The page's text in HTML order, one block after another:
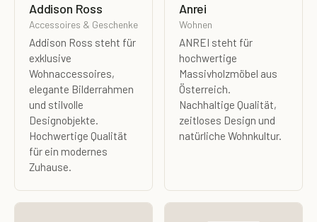
Addison Ross
Accessoires & Geschenke
Addison Ross steht für
exklusive
Wohnaccessoires,
elegante Bilderrahmen
und stilvolle
Designobjekte.
Hochwertige Qualität
für ein modernes
Zuhause.
Anrei
Wohnen
ANREI steht für
hochwertige
Massivholzmöbel aus
Österreich.
Nachhaltige Qualität,
zeitloses Design und
natürliche Wohnkultur.